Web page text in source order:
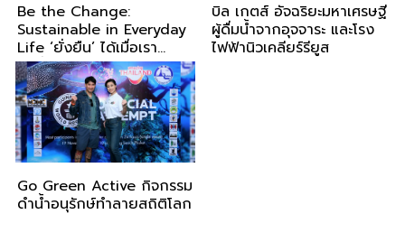
Be the Change:
Sustainable in Everyday
Life ‘ยั่งยืน’ ได้เมื่อเรา
‘เปลี่ยน’
บิล เกตส์ อัจฉริยะมหาเศรษฐี
ผู้ดื่มน้ำจากอุจจาระ และโรง
ไฟฟ้านิวเคลียร์รียูส
Go Green Active กิจกรรม
ดำน้ำอนุรักษ์ทำลายสถิติโลก